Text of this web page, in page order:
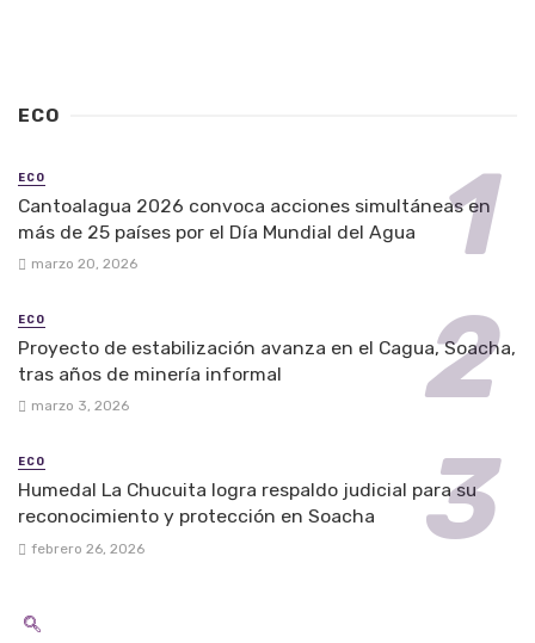
ECO
ECO
Cantoalagua 2026 convoca acciones simultáneas en
más de 25 países por el Día Mundial del Agua
marzo 20, 2026
ECO
Proyecto de estabilización avanza en el Cagua, Soacha,
tras años de minería informal
marzo 3, 2026
ECO
Humedal La Chucuita logra respaldo judicial para su
reconocimiento y protección en Soacha
febrero 26, 2026